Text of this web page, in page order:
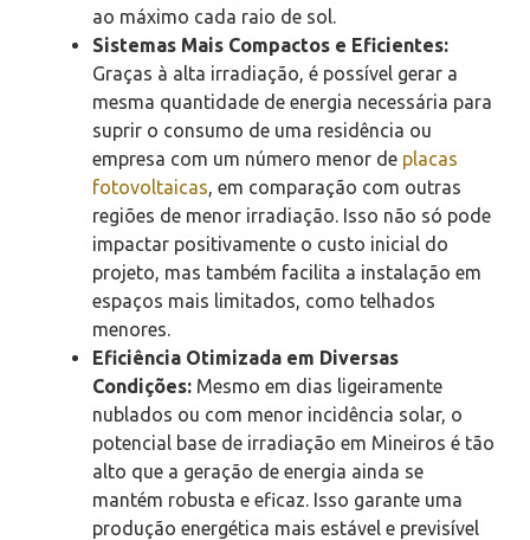
ao máximo cada raio de sol.
Sistemas Mais Compactos e Eficientes:
Graças à alta irradiação, é possível gerar a
mesma quantidade de energia necessária para
suprir o consumo de uma residência ou
empresa com um número menor de placas
fotovoltaicas , em comparação com outras
regiões de menor irradiação. Isso não só pode
impactar positivamente o custo inicial do
projeto, mas também facilita a instalação em
espaços mais limitados, como telhados
menores.
Eficiência Otimizada em Diversas
Condições: Mesmo em dias ligeiramente
nublados ou com menor incidência solar, o
potencial base de irradiação em Mineiros é tão
alto que a geração de energia ainda se
mantém robusta e eficaz. Isso garante uma
produção energética mais estável e previsível